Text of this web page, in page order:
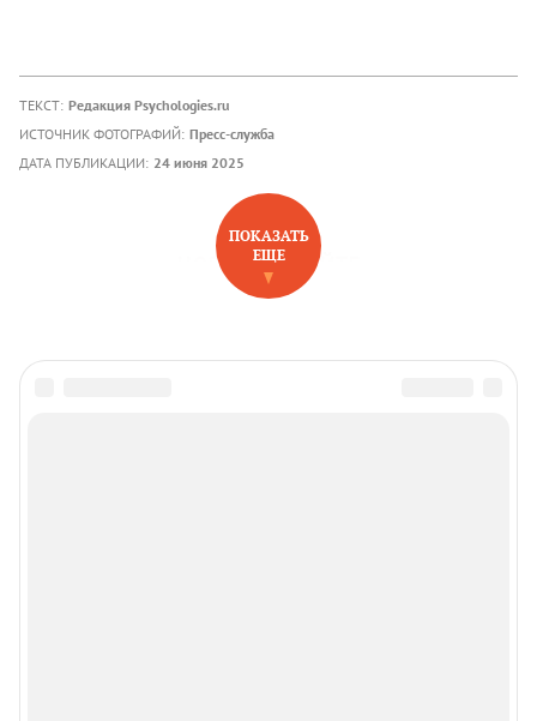
ТЕКСТ: Редакция Psychologies.ru
ИСТОЧНИК ФОТОГРАФИЙ: Пресс-служба
ДАТА ПУБЛИКАЦИИ: 24 июня 2025
НОВОЕ НА САЙТЕ
ПОКАЗАТЬ
ЕЩЕ